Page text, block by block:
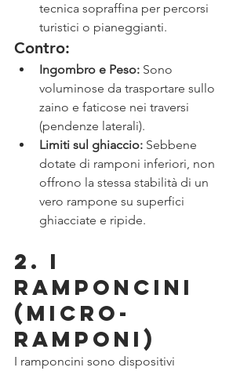
tecnica sopraffina per percorsi
turistici o pianeggianti.
Contro:
Ingombro e Peso: Sono
voluminose da trasportare sullo
zaino e faticose nei traversi
(pendenze laterali).
Limiti sul ghiaccio: Sebbene
dotate di ramponi inferiori, non
offrono la stessa stabilità di un
vero rampone su superfici
ghiacciate e ripide.
2. I
Ramponcini
(Micro-
ramponi)
I ramponcini sono dispositivi